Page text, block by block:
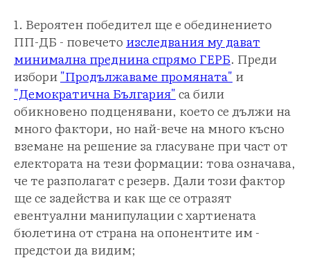
1. Вероятен победител ще е обединението
ПП-ДБ - повечето изследвания му дават
минимална преднина спрямо ГЕРБ. Преди
избори"Продължаваме промяната" и
"Демократична България"са били
обикновено подценявани, което се дължи на
много фактори, но най-вече на много късно
вземане на решение за гласуване при част от
електората на тези формации: това означава,
че те разполагат с резерв. Дали този фактор
ще се задейства и как ще се отразят
евентуални манипулации с хартиената
бюлетина от страна на опонентите им -
предстои да видим;